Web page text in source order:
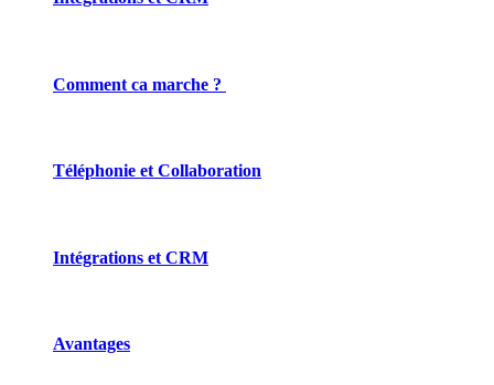
Comment ca marche ?
Téléphonie et Collaboration
Intégrations et CRM
Avantages